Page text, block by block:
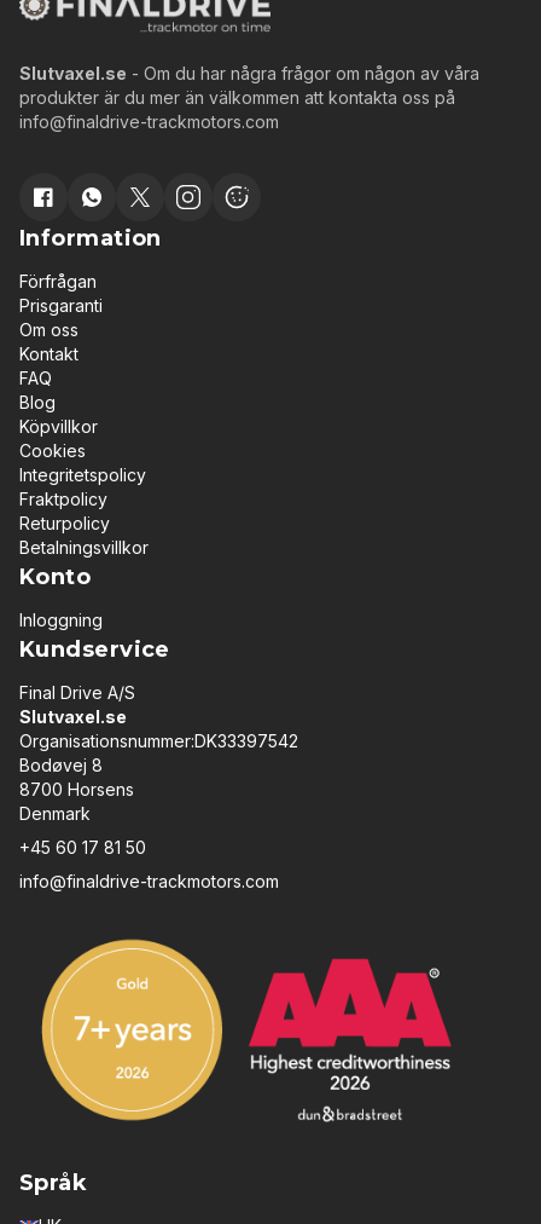
Slutvaxel.se - Om du har några frågor om någon av våra
produkter är du mer än välkommen att kontakta oss på
info@finaldrive-trackmotors.com
Information
Förfrågan
Prisgaranti
Om oss
Kontakt
FAQ
Blog
Köpvillkor
Cookies
Integritetspolicy
Fraktpolicy
Returpolicy
Betalningsvillkor
Konto
Inloggning
Kundservice
Final Drive A/S
Slutvaxel.se
Organisationsnummer:DK33397542
Bodøvej 8
8700 Horsens
Denmark
+45 60 17 81 50
info@finaldrive-trackmotors.com
Språk